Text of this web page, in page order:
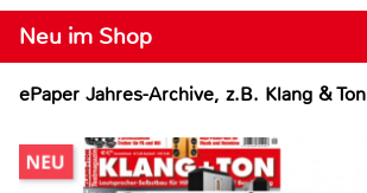
Neu im Shop
ePaper Jahres-Archive, z.B. Klang & Ton